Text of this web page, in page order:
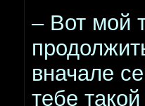
– Вот мой
вначале
тебе